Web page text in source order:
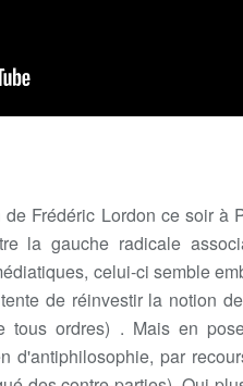
Frédéric Lordon ce soir à
la gauche radicale
celui-ci semble
de réinvestir la notion
tous ordres) . Mais en
d'antiphilosophie, par